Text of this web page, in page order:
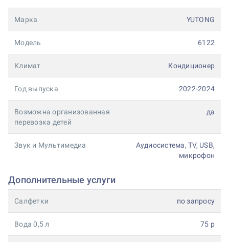
Марка YUTONG
Модель 6122
Климат Кондиционер
Год выпуска 2022-2024
Возможна организованная
перевозка детей
да
Звук и Мультимедиа
Аудиосистема, TV, USB,
микрофон
Дополнительные услуги
Салфетки по запросу
Вода 0,5 л 75 р